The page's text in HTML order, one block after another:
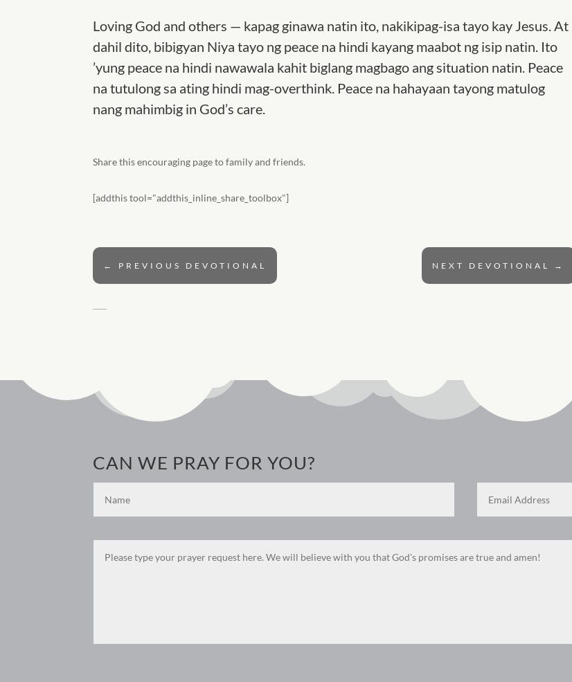
Loving God and others — kapag ginawa natin ito, nakikipag-isa tayo kay Jesus. At
dahil dito, bibigyan Niya tayo ng peace na hindi kayang maabot ng isip natin. Ito
’yung peace na hindi nawawala kahit biglang magbago ang situation natin. Peace
na tutulong sa ating hindi mag-overthink. Peace na hahayaan tayong matulog
nang mahimbig in God’s care.
Share this encouraging page to family and friends.
[addthis tool="addthis_inline_share_toolbox"]
← PREVIOUS DEVOTIONAL NEXT DEVOTIONAL →
CAN WE PRAY FOR YOU?